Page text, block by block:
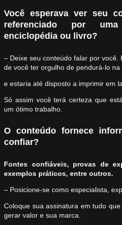
Você esperava ver seu
referenciado por
enciclopédia ou livro?
– Deixe seu conteúdo falar por
de você ter orgulho de pendurá-lo na
e estaria até disposto a imprimir em
Só assim você terá certeza que
um ótimo trabalho.
O conteúdo fornece
confiar?
Fontes confiáveis, provas de
exemplos práticos, entre outros.
– Posicione-se como especialista,
Coloque sua assinatura em tudo
gerar valor e sua marca.